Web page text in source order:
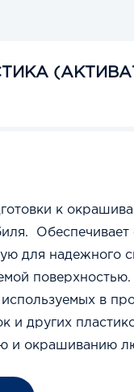
к
для надежного
в
и других
и окрашиванию